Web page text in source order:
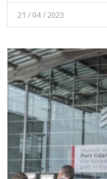
21 / 04 / 2023